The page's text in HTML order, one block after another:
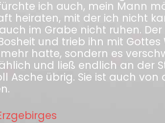
ich auch, mein Mann
heiraten, mit der ich nicht
im Grabe nicht ruhen.
und trieb ihn mit Gottes
hatte, sondern es
und ließ endlich an der
Asche übrig. Sie ist auch von